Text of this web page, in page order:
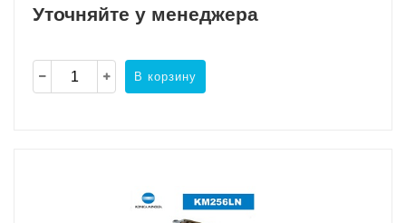
Уточняйте у менеджера
В корзину